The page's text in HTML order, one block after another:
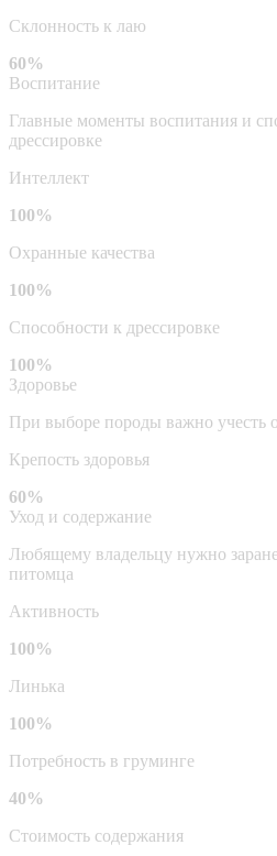
Склонность к лаю
60%
Воспитание
Главные моменты воспитания и
дрессировке
Интеллект
100%
Охранные качества
100%
Способности к дрессировке
100%
Здоровье
При выборе породы важно учесть
Крепость здоровья
60%
Уход и содержание
Любящему владельцу нужно
питомца
Активность
100%
Линька
100%
Потребность в груминге
40%
Стоимость содержания